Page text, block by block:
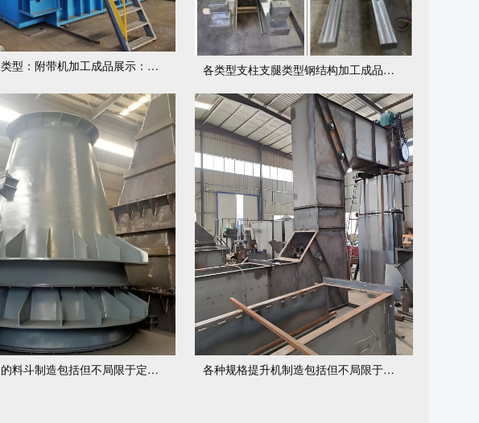
各种支座类型：附带机加工成品展示：包括但不局限各种滑块体 各类型支柱支腿类型钢结构加工成品展示：包括但不局限于涂装
各种规格的料斗制造包括但不局限于定制和安装调试 各种规格提升机制造包括但不局限于：安装定制调试等服务